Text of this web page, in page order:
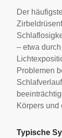
Der
– etwa
Problemen
Körpers und
Typische